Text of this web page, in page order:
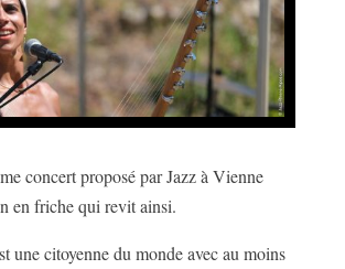
concert proposé par Jazz à Vienne
en friche qui revit ainsi.
une citoyenne du monde avec au moins